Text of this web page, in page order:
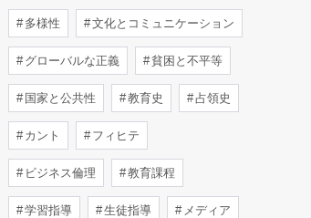
多様性 文化とコミュニケーション
グローバルな正義 貧困と不平等
国家と公共性 教育史 占領史
カント フィヒテ
ビジネス倫理 教育課程
学習指導 生徒指導 メディア